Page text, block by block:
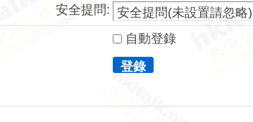
安全提問:
自動登錄
登錄